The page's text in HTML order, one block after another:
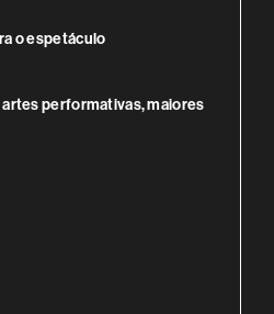
ADICIONAL
o espetáculo
performativas, maiores